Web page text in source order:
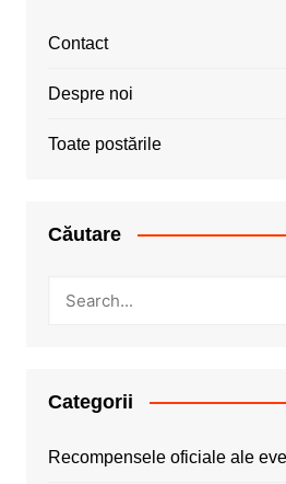
Contact
Despre noi
Toate postările
Căutare
Categorii
Recompensele oficiale ale